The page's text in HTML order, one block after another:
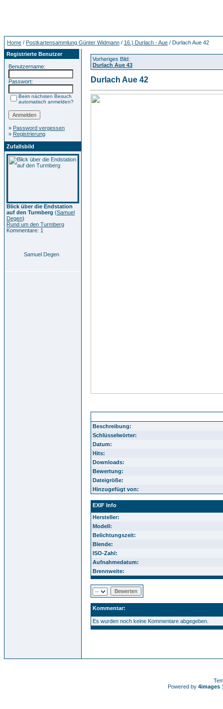
Home / Postkartensammlung Günter Widmann / 16.) Durlach - Aue / Durlach Aue 42
Registrierte Benutzer
Benutzername:
Passwort:
Beim nächsten Besuch
automatisch anmelden?
» Password vergessen
» Registrierung
Zufallsbild
Blick über die Endstation
auf den Turmberg (Samuel
Degen)
Rund um den Turmberg
Kommentare: 1
Samuel Degen
Vorheriges Bild:
Durlach Aue 43
Durlach Aue 42
Beschreibung:
Schlüsselwörter:
Datum:
Hits:
Downloads:
Bewertung:
Dateigröße:
Hinzugefügt von:
EXIF Info
Hersteller:
Modell:
Belichtungszeit:
Blende:
ISO-Zahl:
Aufnahmedatum:
Brennweite:
Kommentar:
Es wurden noch keine Kommentare abgegeben.
Powered by 4images